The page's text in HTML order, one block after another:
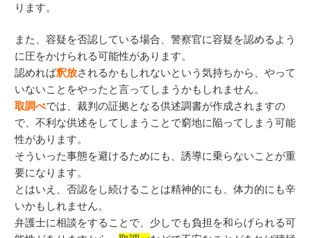
ります。
また、容疑を否認している場合、警察官に容疑を認めるよう
に圧をかけられる可能性があります。
認めれば釈放されるかもしれないという気持ちから、やって
いないことをやったと言ってしまうかもしれません。
取調べでは、裁判の証拠となる供述調書が作成されますの
で、不利な供述をしてしまうことで窮地に陥ってしまう可能
性があります。
そういった事態を避けるためにも、誘導に乗らないことが重
要になります。
とはいえ、否認をし続けることは精神的にも、体力的にも辛
いかもしれません。
弁護士に相談をすることで、少しでも負担を和らげられる可